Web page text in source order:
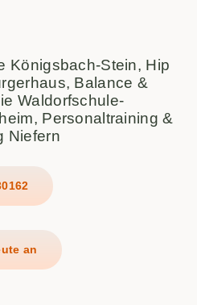
Königsbach-Stein, Hip
Balance &
Waldorfschule-
Personaltraining &
Niefern
an